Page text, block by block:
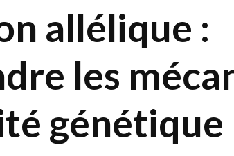
allélique :
les
génétique